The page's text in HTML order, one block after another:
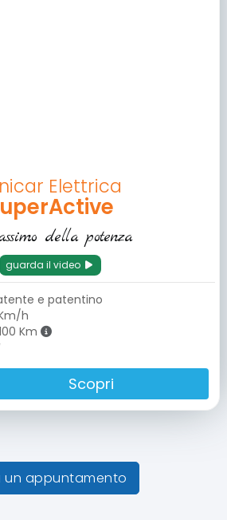
Elettrica
della potenza
guarda il video
e patentino
h
Km
Scopri
un appuntamento